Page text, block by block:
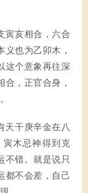
寅亥相合，六合
义也为乙卯木，
这个意象再往深
合，正官合身，
天干庚辛金在八
寅木忌神得到克
不错。就是说只
都不会差，自己